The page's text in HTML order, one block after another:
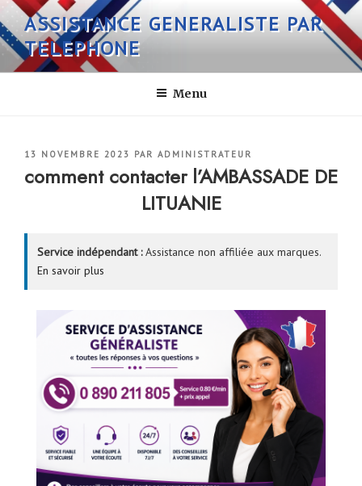
Aller
au
contenu
principal
ASSISTANCE GENERALISTE PAR
TELEPHONE
Menu
PUBLIÉ
13 NOVEMBRE 2023 PAR ADMINISTRATEUR
comment contacter l’AMBASSADE DE
LITUANIE
Service indépendant :Assistance non affiliée aux marques.
En savoir plus